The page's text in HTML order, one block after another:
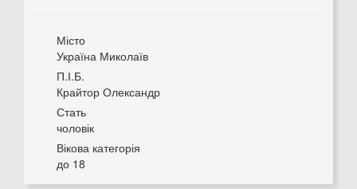
Місто
Україна Миколаїв
П.І.Б.
Крайтор Олександр
Стать
чоловік
Вікова категорія
до 18